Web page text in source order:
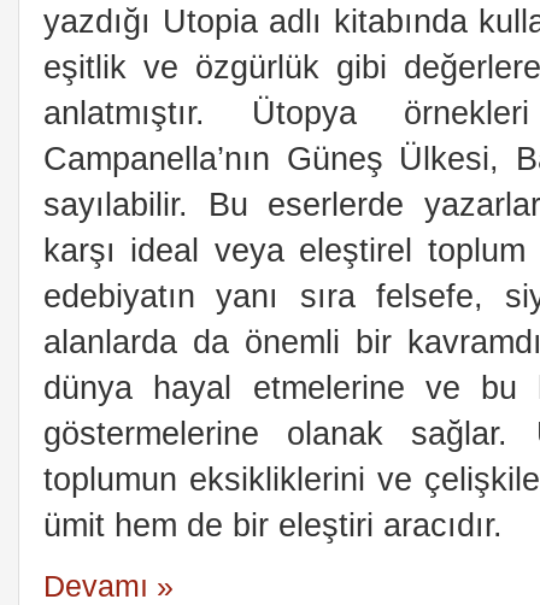
yazdığı Utopia adlı kitabında
eşitlik ve özgürlük gibi
anlatmıştır. Ütopya
Campanella’nın Güneş Ülkesi,
sayılabilir. Bu eserlerde
karşı ideal veya eleştirel toplum
edebiyatın yanı sıra felsefe,
alanlarda da önemli bir
dünya hayal etmelerine ve bu
göstermelerine olanak
toplumun eksikliklerini ve
ümit hem de bir eleştiri aracıdır.
Devamı »